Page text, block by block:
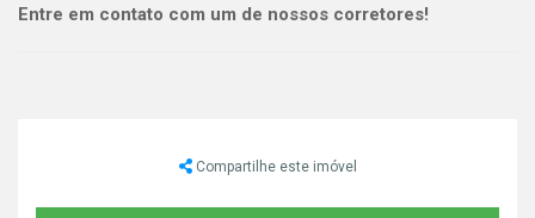
Entre em contato com um de nossos corretores!
Compartilhe este imóvel